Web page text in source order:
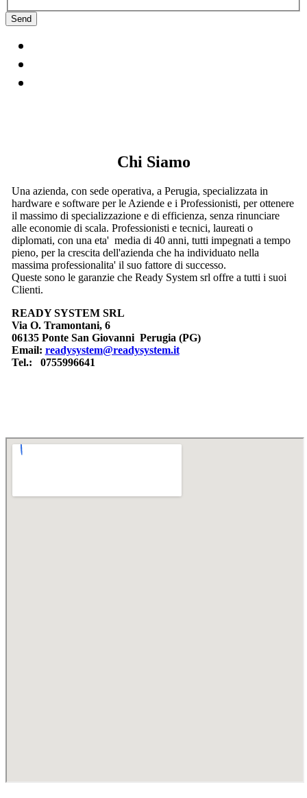
Chi Siamo
Una azienda, con sede operativa, a Perugia, specializzata in
hardware e software per le Aziende e i Professionisti, per ottenere
il massimo di specializzazione e di efficienza, senza rinunciare
alle economie di scala. Professionisti e tecnici, laureati o
diplomati, con una eta' media di 40 anni, tutti impegnati a tempo
pieno, per la crescita dell'azienda che ha individuato nella
massima professionalita' il suo fattore di successo.
Queste sono le garanzie che Ready System srl offre a tutti i suoi
Clienti.
READY SYSTEM SRL
Via O. Tramontani, 6
06135 Ponte San Giovanni Perugia (PG)
Email: readysystem@readysystem.it
Tel.: 0755996641